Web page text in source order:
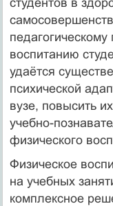
воспитанию
удаётся
психической
вузе, повысить
учебно-
физического
Физическое
на учебных
комплексное